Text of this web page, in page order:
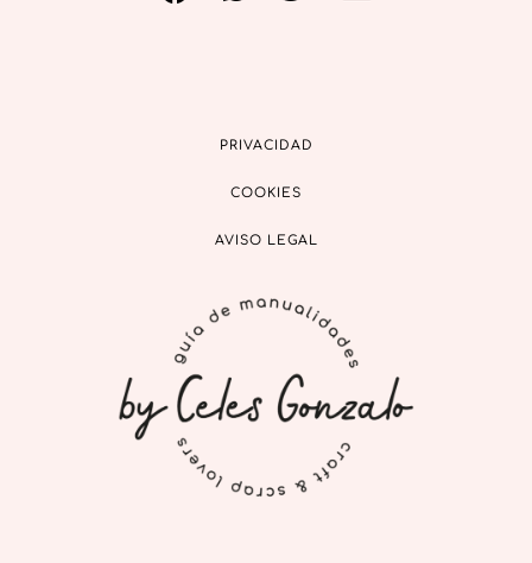
PRIVACIDAD
COOKIES
AVISO LEGAL